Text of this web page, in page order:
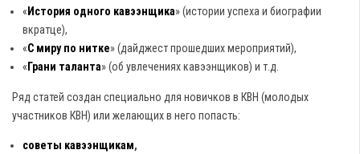
« История одного кавээнщика» (истории успеха и биографии
вкратце),
«С миру по нитке» (дайджест прошедших мероприятий),
« Грани таланта» (об увлечениях кавээнщиков) и т.д.
Ряд статей создан специально для новичков в КВН (молодых
участников КВН) или желающих в него попасть:
советы кавээнщикам,